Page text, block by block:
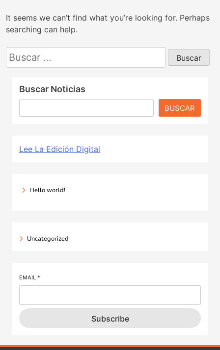
It seems we can’t find what you’re looking for. Perhaps
searching can help.
Buscar:
Buscar Noticias
BUSCAR
Lee La Edición Digital
Hello world!
Uncategorized
EMAIL *
Subscribe